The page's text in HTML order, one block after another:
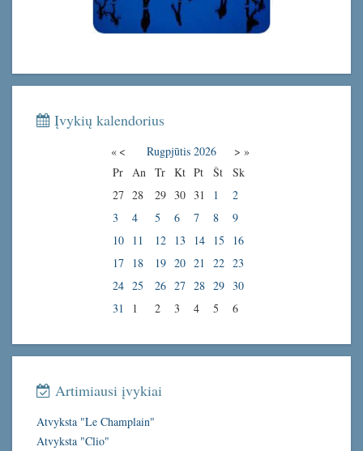
Įvykių kalendorius
« < Rugpjūtis 2026 > »
Pr
An Tr Kt Pt Št
Sk
27 28 29 30 31 1
2
3
4 5 6 7 8
9
10
11 12 13 14 15
16
17
18 19 20 21 22 23
24 25 26 27 28 29
30
31
1 2 3 4 5 6
Artimiausi įvykiai
Atvyksta "Le Champlain"
Atvyksta "Clio"